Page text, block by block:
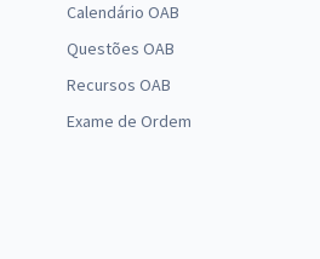
Calendário OAB
Questões OAB
Recursos OAB
Exame de Ordem